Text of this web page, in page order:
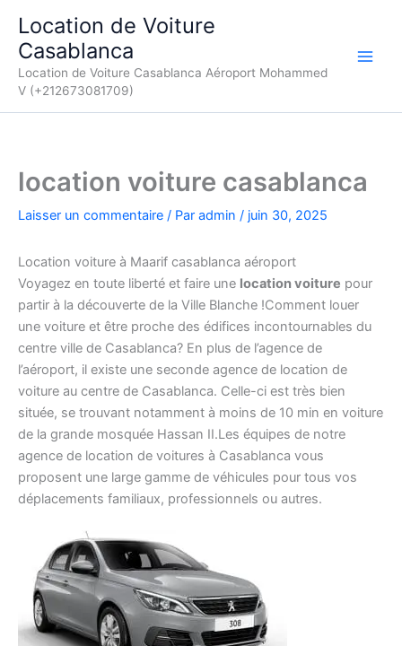
contenu
Location de Voiture
Casablanca
Location de Voiture Casablanca Aéroport Mohammed
V (+212673081709)
location voiture casablanca
Laisser un commentaire / Par admin / juin 30, 2025
Location voiture à Maarif casablanca aéroport
Voyagez en toute liberté et faire une location voiture pour
partir à la découverte de la Ville Blanche !Comment louer
une voiture et être proche des édifices incontournables du
centre ville de Casablanca? En plus de l’agence de
l’aéroport, il existe une seconde agence de location de
voiture au centre de Casablanca. Celle-ci est très bien
située, se trouvant notamment à moins de 10 min en voiture
de la grande mosquée Hassan II.Les équipes de notre
agence de location de voitures à Casablanca vous
proposent une large gamme de véhicules pour tous vos
déplacements familiaux, professionnels ou autres.